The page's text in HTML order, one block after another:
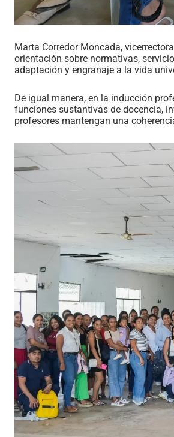
Marta Corredor Moncada,
orientación sobre normativas,
adaptación y engranaje a la vida
De igual manera, en la inducción
funciones sustantivas de docencia,
profesores mantengan una